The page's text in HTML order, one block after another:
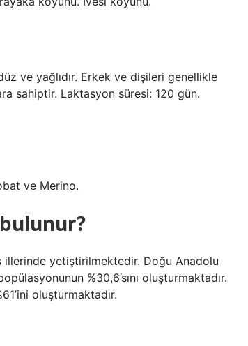
ve yağlıdır. Erkek ve dişileri genellikle
sahiptir. Laktasyon süresi: 120 gün.
ve Merino.
illerinde yetiştirilmektedir. Doğu Anadolu
%30,6’sını oluşturmaktadır.
oluşturmaktadır.